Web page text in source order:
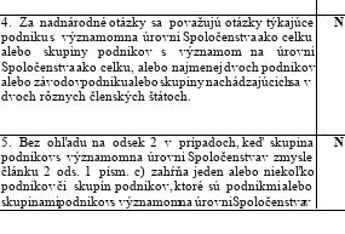
4. Za nadnárodnéotázky sa považujú otázky týkajúce
podniku s významomna úrovni Spoločenstvaako celku
alebo
skupiny podnikov s významom na
úrovni
Spoločenstvaako celku, alebo najmenej dvoch podnikov
alebo závodovpodnikualebo skupinynachádzajúcichsa v
dvoch rôznych členských štátoch.
N
5. Bez ohľadu na odsek 2 v prípadoch, keď skupina
podnikovs významomna úrovni Spoločenstvav zmysle
článku 2 ods. 1 písm. c) zahŕňa jeden alebo niekoľko
podnikovči skupín podnikov,ktoré sú podnikmialebo
skupinamipodnikovs významomna úrovniSpoločenstvav
N